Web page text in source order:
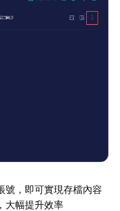
號，即可實現存檔內容
大幅提升效率